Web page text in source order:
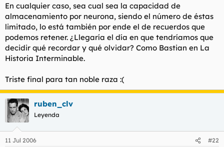
En cualquier caso, sea cual sea la capacidad de
almacenamiento por neurona, siendo el número de éstas
limitado, lo está también por ende el de recuerdos que
podemos retener. ¿Llegaría el día en que tendríamos que
decidir qué recordar y qué olvidar? Como Bastian en La
Historia Interminable.
Triste final para tan noble raza :(
ruben_clv
Leyenda
11 Jul 2006 #22